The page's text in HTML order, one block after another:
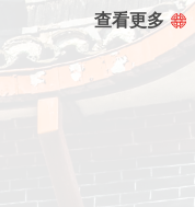
查看更多